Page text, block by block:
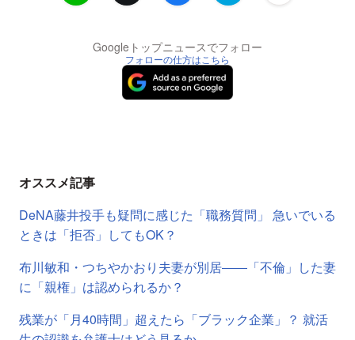
Googleトップニュースでフォロー
フォローの仕方はこちら
オススメ記事
DeNA藤井投手も疑問に感じた「職務質問」 急いでいる
ときは「拒否」してもOK？
布川敏和・つちやかおり夫妻が別居――「不倫」した妻
に「親権」は認められるか？
残業が「月40時間」超えたら「ブラック企業」？ 就活